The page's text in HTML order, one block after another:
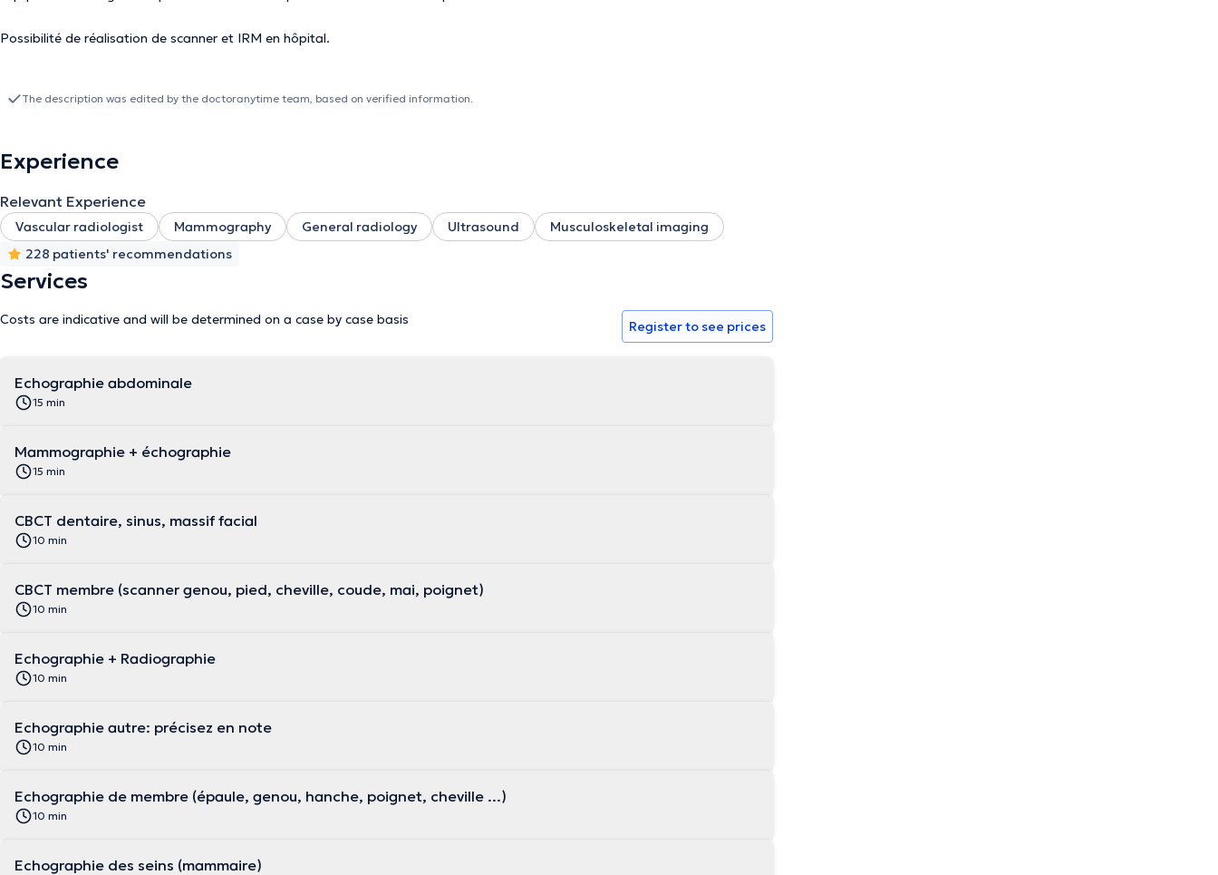
Possibilité de réalisation de scanner et IRM en hôpital.
The description was edited by the doctoranytime team, based on verified information.
Experience
Relevant Experience
Vascular radiologist Mammography General radiology Ultrasound
Musculoskeletal imaging
228 patients' recommendations
Services
Costs are indicative and will be determined on a case by case basis Register to see prices
Echographie abdominale
15 min
Mammographie + échographie
15 min
CBCT dentaire, sinus, massif facial
10 min
CBCT membre (scanner genou, pied, cheville, coude, mai, poignet)
10 min
Echographie + Radiographie
10 min
Echographie autre: précisez en note
10 min
Echographie de membre (épaule, genou, hanche, poignet, cheville ...)
10 min
Echographie des seins (mammaire)